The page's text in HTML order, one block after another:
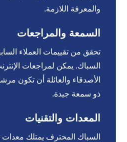
والمعرفة اللازمة.
السمعة والمراجعات
تحقق من تقييمات العملاء
السباك. يمكن لمراجعات
الأصدقاء والعائلة أن تكون
ذو سمعة جيدة.
المعدات والتقنيات
السباك المحترف يمتلك معدات